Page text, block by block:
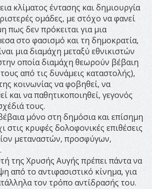
κλίματος έντασης και δημιουργία
ομάδες, με στόχο να φανεί
πως δεν πρόκειται για μια
στο φασισμό και τη δημοκρατία,
μια διαμάχη μεταξύ εθνικιστών
οποία διαμάχη θεωρούν βέβαιη
από τις δυνάμεις καταστολής),
κοινωνίας να φοβηθεί, να
και να παθητικοποιηθεί, γεγονός
τους.
μόνο στη δημόσια και επίσημη
στις κρυφές δολοφονικές επιθέσεις
μεταναστών, προσφύγων,
της Χρυσής Αυγής πρέπει πάντα να
από το αντιφασιστικό κίνημα, για
τον τρόπο αντίδρασής του.